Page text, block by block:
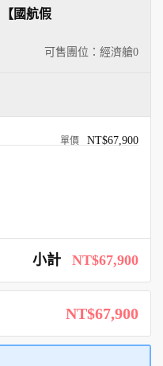
可售團位：經濟艙0
國航假
NT$67,900
小計 NT$67,900
NT$67,900